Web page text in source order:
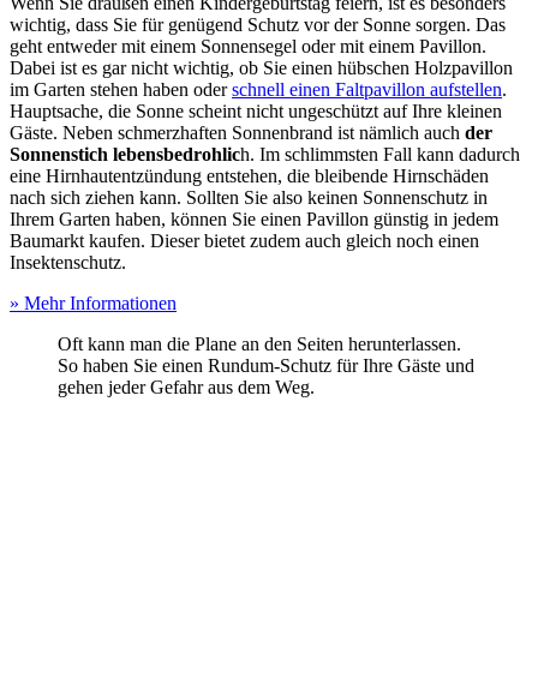
wichtig, dass Sie für genügend Schutz vor der Sonne sorgen. Das
geht entweder mit einem Sonnensegel oder mit einem Pavillon.
Dabei ist es gar nicht wichtig, ob Sie einen hübschen Holzpavillon
im Garten stehen haben oderschnell einen Faltpavillon aufstellen.
Hauptsache, die Sonne scheint nicht ungeschützt auf Ihre kleinen
Gäste. Neben schmerzhaften Sonnenbrand ist nämlich auch der
Sonnenstich lebensbedrohlich. Im schlimmsten Fall kann dadurch
eine Hirnhautentzündung entstehen, die bleibende Hirnschäden
nach sich ziehen kann. Sollten Sie also keinen Sonnenschutz in
Ihrem Garten haben, können Sie einen Pavillon günstig in jedem
Baumarkt kaufen. Dieser bietet zudem auch gleich noch einen
Insektenschutz.
» Mehr Informationen
Oft kann man die Plane an den Seiten herunterlassen.
So haben Sie einen Rundum-Schutz für Ihre Gäste und
gehen jeder Gefahr aus dem Weg.